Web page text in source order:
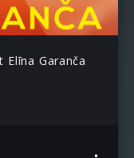
Garanča